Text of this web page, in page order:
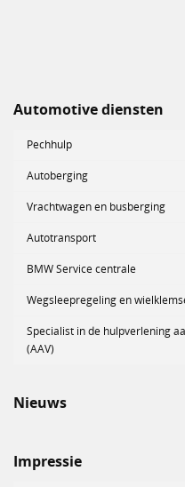
Automotive diensten
Pechhulp
Autoberging
Vrachtwagen en busberging
Autotransport
BMW Service centrale
Wegsleepregeling en
Specialist in de hulpverlening
(AAV)
Nieuws
Impressie